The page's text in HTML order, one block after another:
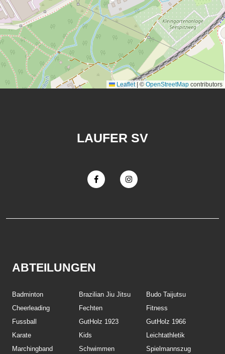
Leaflet |© OpenStreetMap contributors
LAUFER SV
ABTEILUNGEN
Badminton Brazilian Jiu Jitsu
Budo Taijutsu
Cheerleading
Fechten
Fitness
Fussball
GutHolz 1923
GutHolz 1966
Karate
Kids
Leichtathletik
Marchingband
Schwimmen
Spielmannszug